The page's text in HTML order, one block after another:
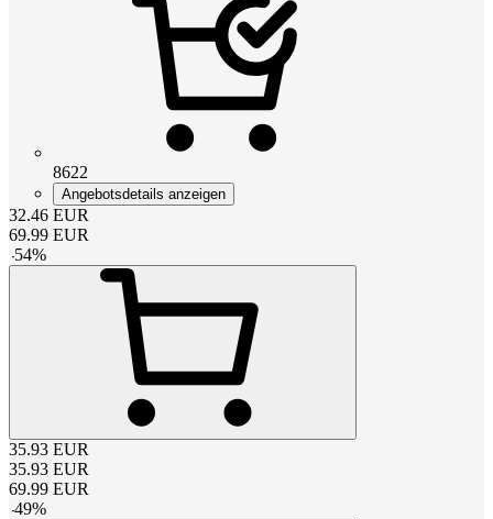
8622
Angebotsdetails anzeigen
32.46 EUR
69.99 EUR
-54%
35.93 EUR
35.93 EUR
69.99 EUR
-49%